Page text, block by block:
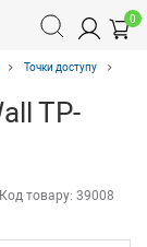
0
Точки доступу
TP-
Код товару: 39008